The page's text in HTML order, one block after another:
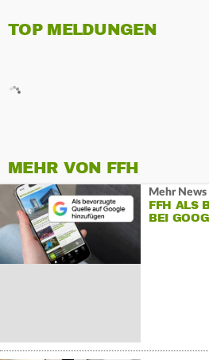
TOP MELDUNGEN
MEHR VON FFH
Mehr News
FFH ALS
BEI